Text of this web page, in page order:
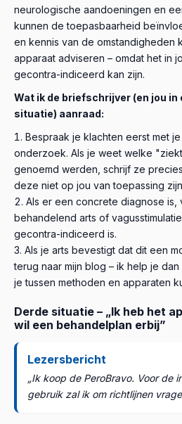
neurologische aandoeningen en
kunnen de toepasbaarheid
en kennis van de omstandigheden
apparaat adviseren – omdat het in
gecontra-indiceerd kan zijn.
Wat ik de briefschrijver (en jou in
situatie) aanraad:
Bespraak je klachten eerst met
onderzoek. Als je weet welke
genoemd werden, schrijf ze
deze niet op jou van toepassing
Als er een concrete diagnose is,
behandelend arts of
gecontra-indiceerd is.
Als je arts bevestigt dat dit een
terug naar mijn blog – ik help je
je tussen methoden en apparaten
Derde situatie – „Ik heb het
wil een behandelplan erbij”
Lezersbericht
„Ik koop de PeroBravo. Voor de
gebruik zal ik om richtlijnen